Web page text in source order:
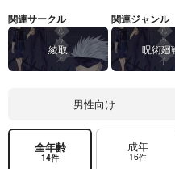
関連サークル
綾取
関連ジャンル
呪術廻
男性向け
全年齢
14件
成年
16件